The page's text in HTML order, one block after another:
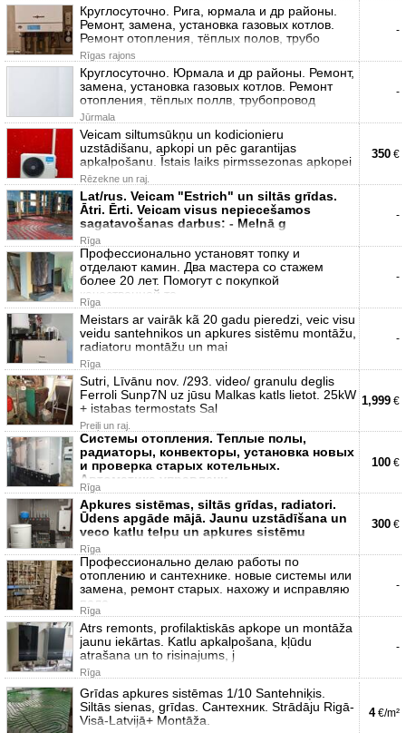
Круглосуточно. Рига, юрмала и др районы.
Ремонт, замена, установка газовых котлов.
Ремонт отопления, тёплых полов, трубо
Rīgas rajons
-
Круглосуточно. Юрмала и др районы. Ремонт,
замена, установка газовых котлов. Ремонт
отопления, тёплых поллв, трубопровод
Jūrmala
-
Veicam siltumsūkņu un kodicionieru
uzstādišanu, apkopi un pēc garantijas
apkalpošanu. Īstais laiks pirmssezonas apkopei
Rēzekne un raj.
350 €
Lat/rus. Veicam "Estrich" un siltās grīdas.
Ātri. Ērti. Veicam visus nepiecešamos
sagatavošanas darbus: - Melnā g
Rīga
-
Профессионально установят топку и
отделают камин. Два мастера со стажем
более 20 лет. Помогут с покупкой
качественной то
Rīga
-
Meistars ar vairāk kã 20 gadu pieredzi, veic visu
veidu santehnikos un apkures sistēmu montāžu,
radiatoru montāžu un mai
Rīga
-
Sutri, Līvānu nov. /293. video/ granulu deglis
Ferroli Sunp7N uz jūsu Malkas katls lietot. 25kW
+ istabas termostats Sal
Preiļi un raj.
1,999 €
Системы отопления. Теплые полы,
радиаторы, конвекторы, установка новых
и проверка старых котельных.
Автоматика управлени
Rīga
100 €
Apkures sistēmas, siltās grīdas, radiatori.
Ūdens apgāde mājā. Jaunu uzstādīšana un
veco katlu telpu un apkures sistēmu
Rīga
300 €
Профессионально делаю работы по
отоплению и сантехнике. новые системы или
замена, ремонт старых. нахожу и исправляю
поло
Rīga
-
Atrs remonts, profilaktiskās apkope un montāža
jaunu iekārtas. Katlu apkalpošana, kļūdu
atrašana un to risinajums, j
Rīga
-
Grīdas apkures sistēmas 1/10 Santehniķis.
Siltās sienas, grīdas. Сантехник. Strādāju Rigā-
Visā-Latvijā+ Montāža.
4€/m²